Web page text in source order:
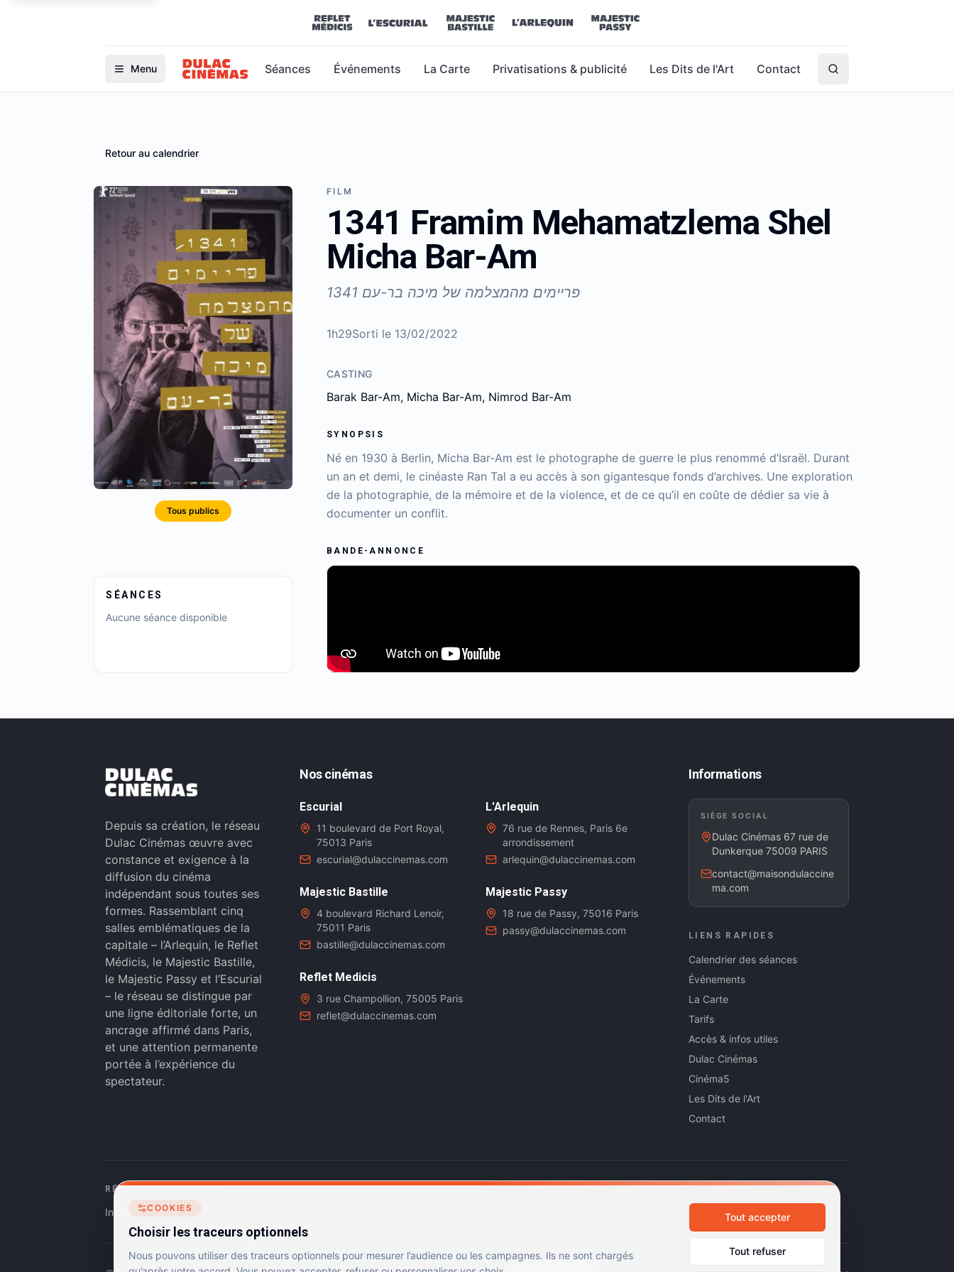
Menu Séances Événements La Carte Privatisations & publicité Les Dits de l'Art Contact
Retour au calendrier
Tous publics
SÉANCES
Aucune séance disponible
FILM
1341 Framim Mehamatzlema Shel
Micha Bar-Am
1341 פריימים מהמצלמה של מיכה בר-עם
1h29Sorti le 13/02/2022
CASTING
Barak Bar-Am, Micha Bar-Am, Nimrod Bar-Am
SYNOPSIS
Né en 1930 à Berlin, Micha Bar-Am est le photographe de guerre le plus renommé d’Israël. Durant
un an et demi, le cinéaste Ran Tal a eu accès à son gigantesque fonds d’archives. Une exploration
de la photographie, de la mémoire et de la violence, et de ce qu’il en coûte de dédier sa vie à
documenter un conflit.
BANDE-ANNONCE
Depuis sa création, le réseau
Dulac Cinémas œuvre avec
constance et exigence à la
diffusion du cinéma
indépendant sous toutes ses
formes. Rassemblant cinq
salles emblématiques de la
capitale – l’Arlequin, le Reflet
Médicis, le Majestic Bastille,
le Majestic Passy et l’Escurial
– le réseau se distingue par
une ligne éditoriale forte, un
ancrage affirmé dans Paris,
et une attention permanente
portée à l’expérience du
spectateur.
Nos cinémas
Escurial
11 boulevard de Port Royal,
75013 Paris
escurial@dulaccinemas.com
L'Arlequin
76 rue de Rennes, Paris 6e
arrondissement
arlequin@dulaccinemas.com
Majestic Bastille
4 boulevard Richard Lenoir,
75011 Paris
bastille@dulaccinemas.com
Majestic Passy
18 rue de Passy, 75016 Paris
passy@dulaccinemas.com
Reflet Medicis
3 rue Champollion, 75005 Paris
reflet@dulaccinemas.com
Informations
SIÈGE SOCIAL
Dulac Cinémas 67 rue de
Dunkerque 75009 PARIS
contact@maisondulaccine
ma.com
LIENS RAPIDES
Calendrier des séances
Événements
La Carte
Tarifs
Accès & infos utiles
Dulac Cinémas
Cinéma5
Les Dits de l'Art
Contact
RÉSEAUX SOCIAUX
Instagram Facebook
COOKIES
Choisir les traceurs optionnels
Nous pouvons utiliser des traceurs optionnels pour mesurer l’audience ou les campagnes. Ils ne sont chargés
Tout accepter
Tout refuser